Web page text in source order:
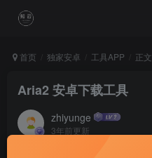
首页 独家安卓 工具APP 正文
Aria2 安卓下载工具
zhiyunge
3年前更新